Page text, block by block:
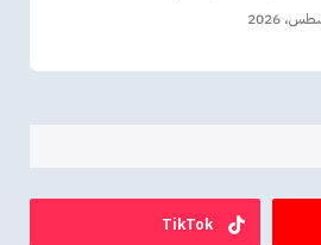
TikTok